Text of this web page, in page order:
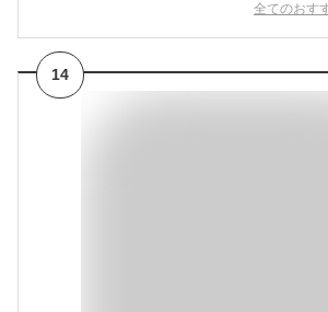
全てのおす
14